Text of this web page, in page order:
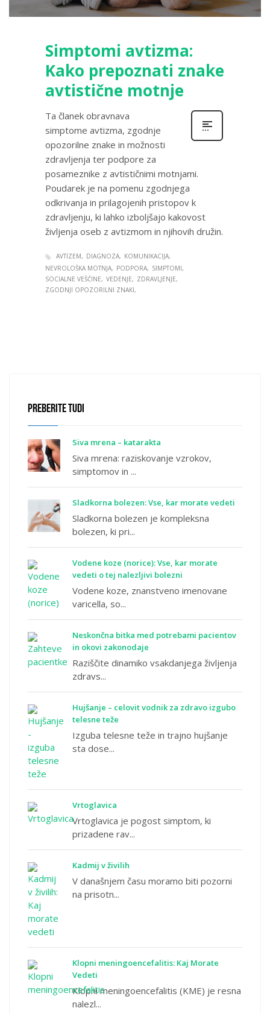
Simptomi avtizma:
Kako prepoznati znake
avtistične motnje
Ta članek obravnava
simptome avtizma, zgodnje
opozorilne znake in možnosti
zdravljenja ter podpore za
posameznike z avtističnimi motnjami.
Poudarek je na pomenu zgodnjega
odkrivanja in prilagojenih pristopov k
zdravljenju, ki lahko izboljšajo kakovost
življenja oseb z avtizmom in njihovih družin.
AVTIZEM DIAGNOZA
KOMUNIKACIJA
NEVROLOŠKA MOTNJA
PODPORA
SIMPTOMI
SOCIALNE VEŠČINE
VEDENJE
ZDRAVLJENJE
ZGODNJI OPOZORILNI ZNAKI
PREBERITE TUDI
Siva mrena – katarakta
Siva mrena: raziskovanje vzrokov,
simptomov in ...
Sladkorna bolezen: Vse, kar morate vedeti
Sladkorna bolezen je kompleksna
bolezen, ki pri...
Vodene koze (norice): Vse, kar morate
vedeti o tej nalezljivi bolezni
Vodene koze, znanstveno imenovane
varicella, so...
Neskončna bitka med potrebami pacientov
in okovi zakonodaje
Raziščite dinamiko vsakdanjega življenja
zdravs...
Hujšanje – celovit vodnik za zdravo izgubo
telesne teže
Izguba telesne teže in trajno hujšanje
sta dose...
Vrtoglavica
Vrtoglavica je pogost simptom, ki
prizadene rav...
Kadmij v živilih
V današnjem času moramo biti pozorni
na prisotn...
Klopni meningoencefalitis: Kaj Morate
Vedeti
Klopni meningoencefalitis (KME) je resna
nalezl...